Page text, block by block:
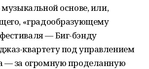
основе, или,
«градообразующему
— Биг-бэнду
квартету под управлением
— за огромную проделанную